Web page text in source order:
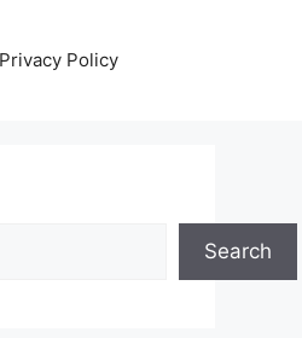
Privacy Policy
Search